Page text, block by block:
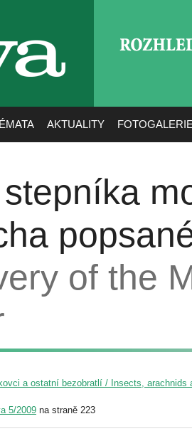
AKTUALITY
of the
a ostatní bezobratlí / Insects, arachnids
5/2009 na straně 223